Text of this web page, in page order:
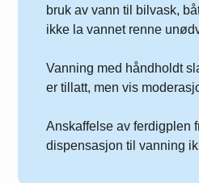
bruk av vann til bilvask,
ikke la vannet renne
Vanning med håndholdt
er tillatt, men vis
Anskaffelse av ferdigplen
dispensasjon til vanning